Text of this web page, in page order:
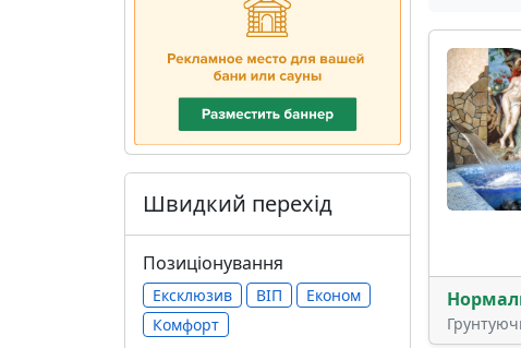
Швидкий перехід
Позиціонування
Ексклюзив ВІП
Економ
Комфорт